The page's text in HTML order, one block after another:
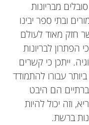
מבריונות
ובתי ספר יבינו
חזק מאוד לעולם
הפתרון לבריונות
ייתכן כי קשרים
עבורו להתמודד
הם היבט
וזה יכול להיות
ברשת.